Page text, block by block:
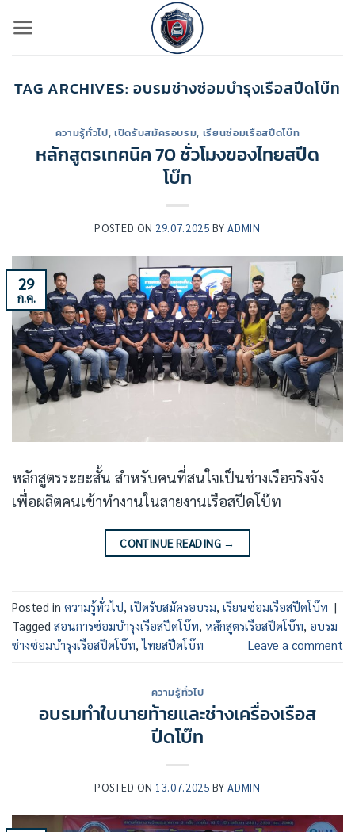
ไป
เนื้อหา
TAG ARCHIVES:อบรมช่างซ่อมบำรุงเรือสปีดโบ๊ท
ความรู้ทั่วไป, เปิดรับสมัครอบรม, เรียนซ่อมเรือสปีดโบ๊ท
หลักสูตรเทคนิค 70 ชั่วโมงของไทยสปีด
โบ๊ท
POSTED ON 29.07.2025 BYADMIN
29
ก.ค.
หลักสูตรระยะสั้น สำหรับคนที่สนใจเป็นช่างเรือจริงจัง
เพื่อผลิตคนเข้าทำงานในสายงานเรือสปีดโบ๊ท
CONTINUE READING →
Posted in ความรู้ทั่วไป, เปิดรับสมัครอบรม, เรียนซ่อมเรือสปีดโบ๊ท |
Tagged สอนการซ่อมบำรุงเรือสปีดโบ๊ท, หลักสูตรเรือสปีดโบ๊ท, อบรม
ช่างซ่อมบำรุงเรือสปีดโบ๊ท,ไทยสปีดโบ๊ท Leave a comment
ความรู้ทั่วไป
อบรมทำใบนายท้ายและช่างเครื่องเรือส
ปีดโบ๊ท
POSTED ON 13.07.2025 BYADMIN